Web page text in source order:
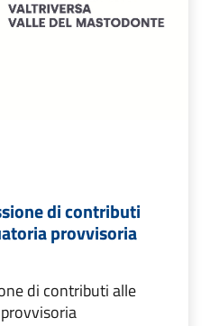
di contributi
provvisoria
di contributi alle